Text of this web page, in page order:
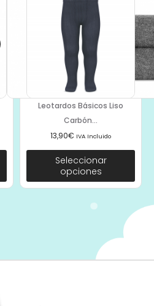
Leotardos Básicos Liso
Carbón...
13,90€ IVA Incluido
Seleccionar
opciones